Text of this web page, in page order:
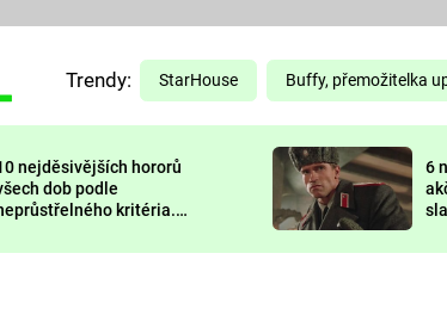
PREDÁTOR
Trendy: StarHouse Buffy, přemožitelka
nejděsivějších hororů
dob podle
kritéria.
zvednou tep?
6